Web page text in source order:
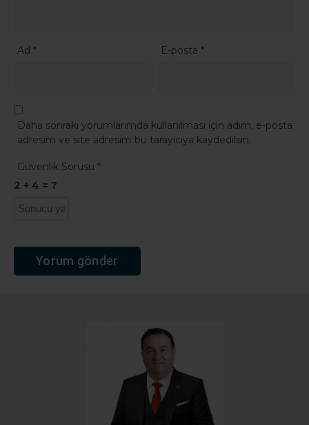
Ad * E-posta*
Daha sonraki yorumlarımda kullanılması için adım, e-posta
adresim ve site adresim bu tarayıcıya kaydedilsin.
Güvenlik Sorusu *
2 + 4 = ?